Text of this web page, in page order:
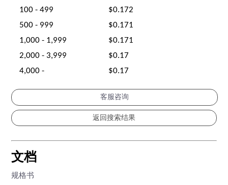
100 - 499
$0.172
500 - 999
$0.171
1,000 - 1,999
$0.171
2,000 - 3,999
$0.17
4,000 -
$0.17
客服咨询
文档
规格书